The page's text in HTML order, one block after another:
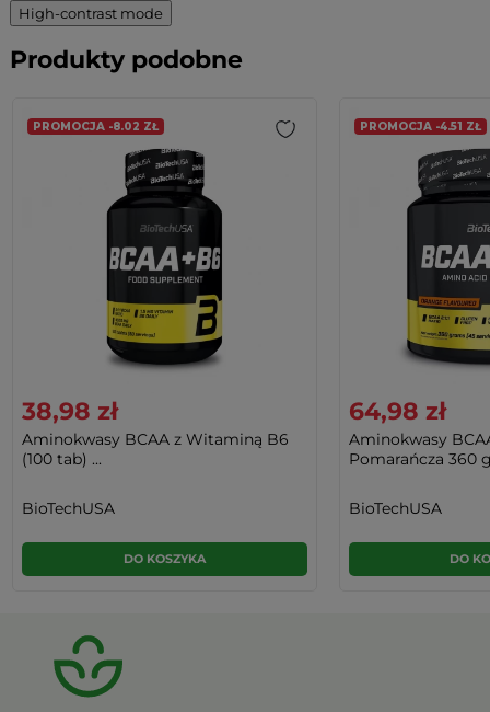
High-contrast mode
Produkty podobne
PROMOCJA -8.02 ZŁ
38,98 zł
Aminokwasy BCAA z Witaminą B6
(100 tab) ...
BioTechUSA
DO KOSZYKA
PROMOCJA -4.51 ZŁ
64,98 zł
Aminokwasy
Pomarańcza 360
BioTechUSA
DO